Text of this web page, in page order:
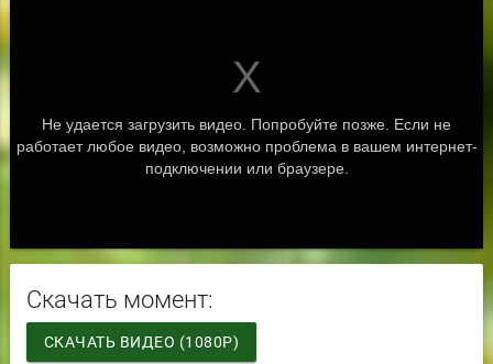
Скачать момент:
СКАЧАТЬ ВИДЕО (1080P)